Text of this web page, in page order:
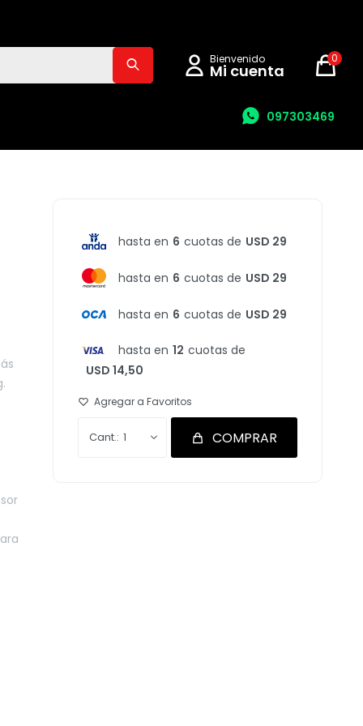
097303469
0
hasta en 6 cuotas de USD 29
hasta en 6 cuotas de USD 29
hasta en 6 cuotas de USD 29
hasta en 12 cuotas de
USD 14,50
1 COMPRAR